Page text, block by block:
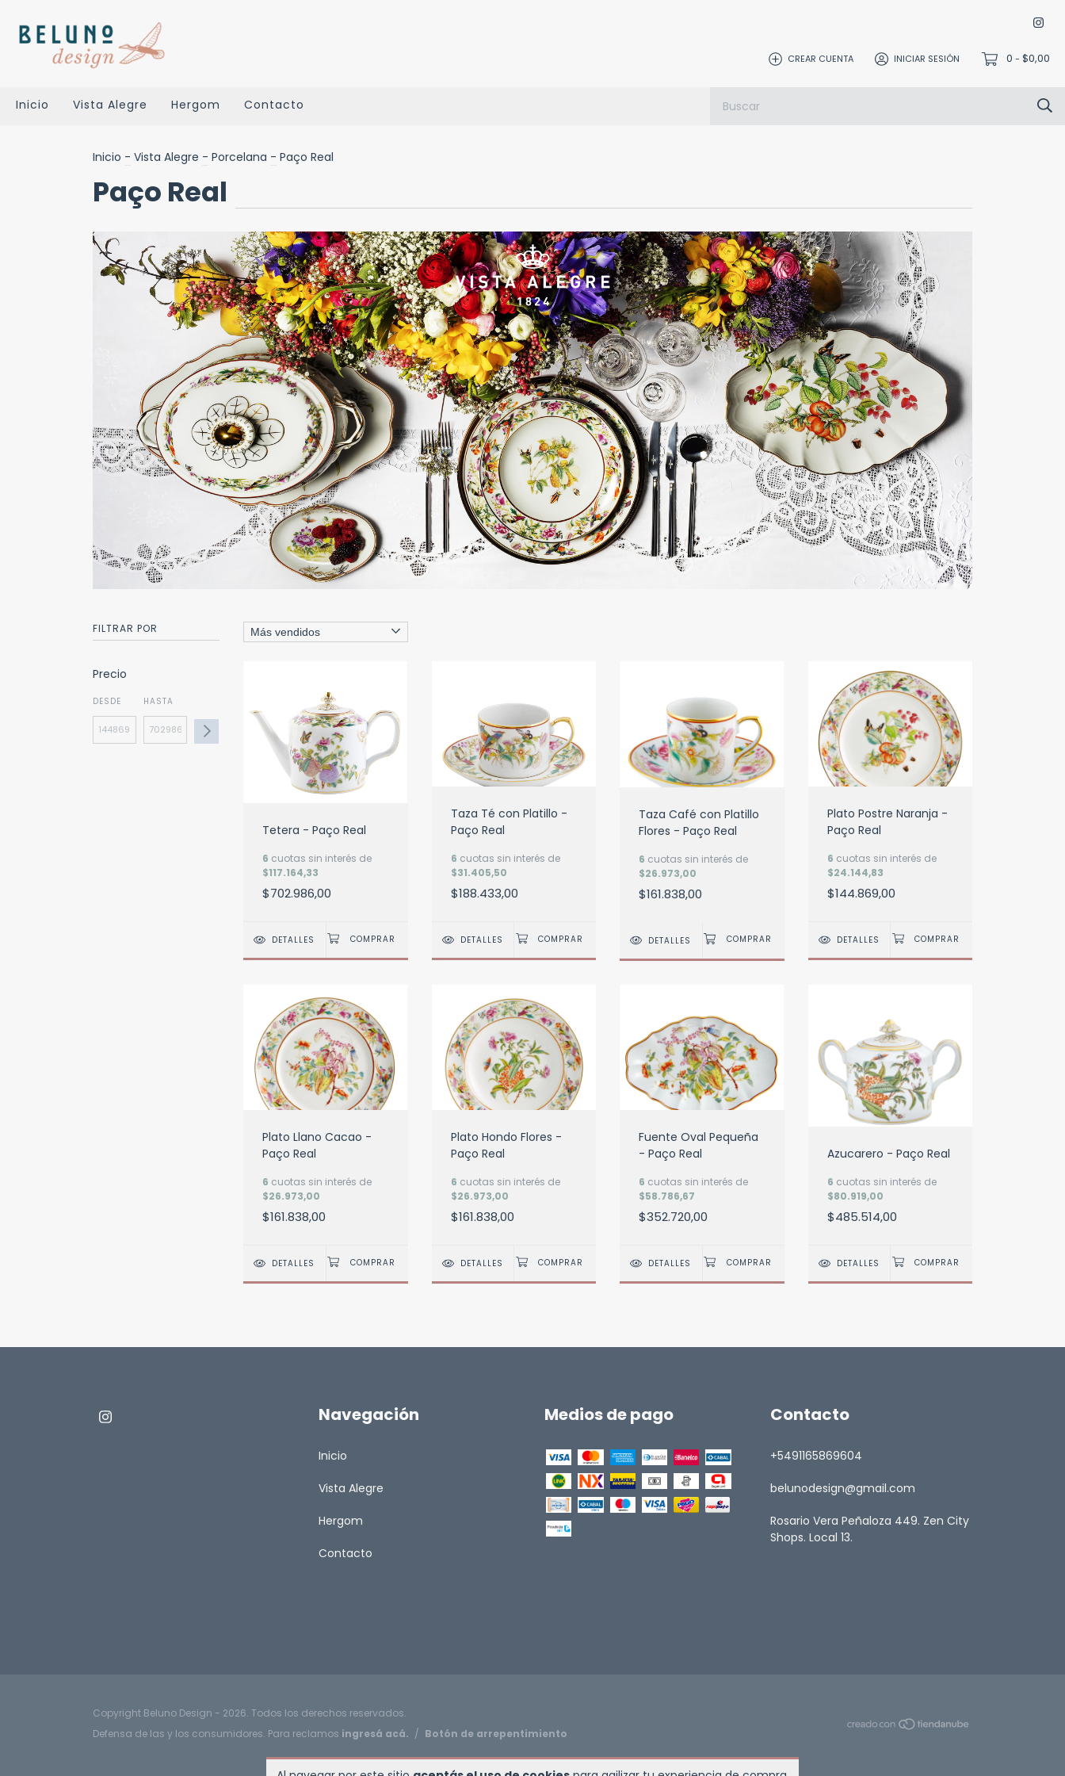
CREAR CUENTA INICIAR SESIÓN 0 - $0,00
Inicio Vista Alegre Hergom Contacto
Inicio - Vista Alegre - Porcelana - Paço Real
Paço Real
FILTRAR POR
Precio
DESDE HASTA
Tetera - Paço Real
6 cuotas sin interés de
$117.164,33
$702.986,00
DETALLES
Taza Té con Platillo -
Paço Real
6 cuotas sin interés de
$31.405,50
$188.433,00
DETALLES
Taza Café con Platillo
Flores - Paço Real
6 cuotas sin interés de
$26.973,00
$161.838,00
DETALLES
Plato Postre Naranja -
Paço Real
6 cuotas sin interés de
$24.144,83
$144.869,00
DETALLES
Plato Llano Cacao -
Paço Real
6 cuotas sin interés de
$26.973,00
$161.838,00
DETALLES
Plato Hondo Flores -
Paço Real
6 cuotas sin interés de
$26.973,00
$161.838,00
DETALLES
Fuente Oval Pequeña
- Paço Real
6 cuotas sin interés de
$58.786,67
$352.720,00
DETALLES
Azucarero - Paço Real
6 cuotas sin interés de
$80.919,00
$485.514,00
DETALLES
Navegación
Inicio
Vista Alegre
Hergom
Contacto
Medios de pago Contacto
+5491165869604
belunodesign@gmail.com
Rosario Vera Peñaloza 449. Zen City
Shops. Local 13.
Copyright Beluno Design - 2026. Todos los derechos reservados.
Defensa de las y los consumidores. Para reclamos ingresá acá. / Botón de arrepentimiento